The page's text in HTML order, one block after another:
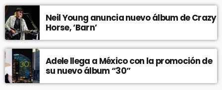
Neil Young anuncia nuevo álbum de Crazy
Horse, ‘Barn’
Adele llega a México con la promoción de
su nuevo álbum “30”